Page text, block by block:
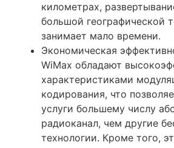
километрах,
большой географической
занимает мало времени.
Экономическая
WiMax обладают
характеристиками
кодирования, что
услуги большему числу
радиоканал, чем другие
технологии. Кроме того,